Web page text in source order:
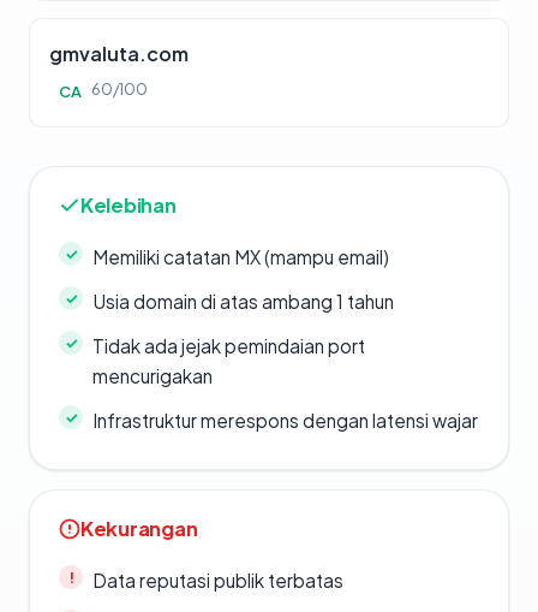
gmvaluta.com
CA 60/100
Kelebihan
Memiliki catatan MX (mampu email)
Usia domain di atas ambang 1 tahun
Tidak ada jejak pemindaian port
mencurigakan
Infrastruktur merespons dengan latensi wajar
Kekurangan
Data reputasi publik terbatas